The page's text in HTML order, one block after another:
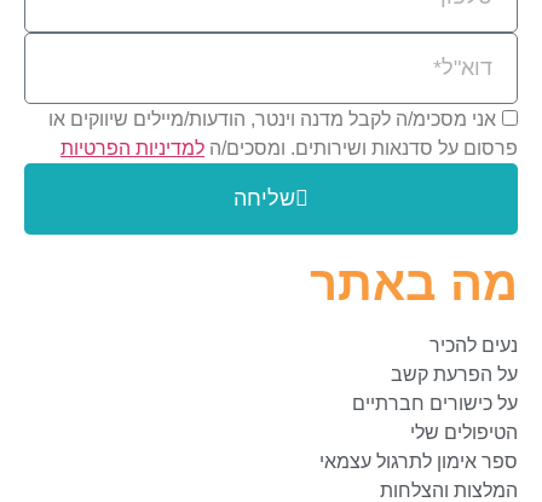
אני מסכימ/ה לקבל מדנה וינטר, הודעות/מיילים שיווקים או
פרסום על סדנאות ושירותים. ומסכים/ה למדיניות הפרטיות
שליחה
מה באתר
נעים להכיר
על הפרעת קשב
על כישורים חברתיים
הטיפולים שלי
ספר אימון לתרגול עצמאי
המלצות והצלחות